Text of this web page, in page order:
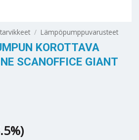
/ Lämpöpumppuvarusteet
KOROTTAVA
SCANOFFICE GIANT